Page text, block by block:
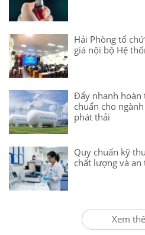
Hải Phòng tổ
giá nội bộ Hệ
Đẩy nhanh hoàn
chuẩn cho
phát thải
Quy chuẩn kỹ
chất lượng và an
Xem